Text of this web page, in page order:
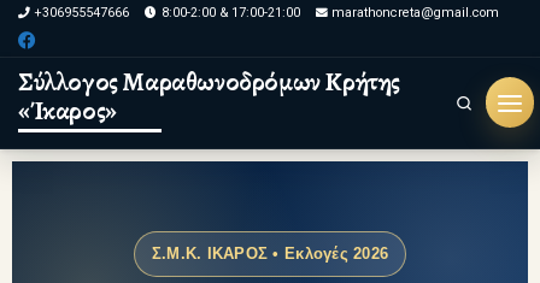
Skip to content
+306955547666 8:00-2:00 & 17:00-21:00 marathoncreta@gmail.com
Σύλλογος Μαραθωνοδρόμων Κρήτης
«Ίκαρος»
Search
Σ.Μ.Κ. ΙΚΑΡΟΣ • Εκλογές 2026